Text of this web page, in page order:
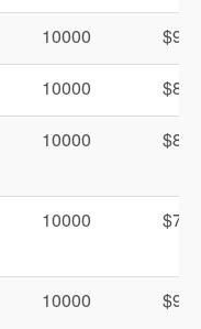
10000 $99
10000 $87
10000 $87
10000 $70
10000 $91